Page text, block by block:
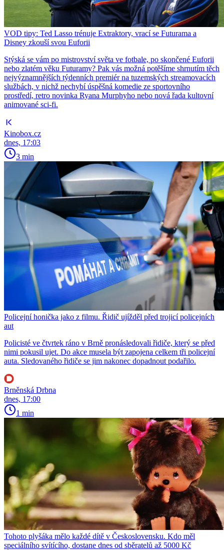
VOD tipy: Ted Lasso trénuje Extraktory, vrací se Futurama a
Disney zkouší svou Euforii
Stýská se vám po mistrovství světa ve fotbale, po skončené Euforii
nebo zlatém věku Futuramy? Pak vás možná potěšíme shrnutím těch
nejvýznamnějších týdenních premiér na tuzemských streamovacích
službách, v nichž nechybí úspěšná komedie ze sportovního
prostředí, retro novinka Ryana Murphyho nebo nová řada kultovní
animované sci-fi.
Kinobox.cz
dnes, 17:03
3 min
Policejní honička jako z filmu. Řidič ujížděl před trojicí policejních
aut
Policisté ve čtvrtek ráno v Brně pronásledovali řidiče, který se před
nimi pokusil ujet. Do akce musela být zapojena celkem tři policejní
auta. Sledovaného řidiče se jim nakonec dopadnout podařilo.
Brněnská Drbna
dnes, 17:00
1 min
Tohoto plyšáka mělo každé dítě v Československu. Kdo měl
speciálního svítícího, dostane dnes od sběratelů až 5000 Kč